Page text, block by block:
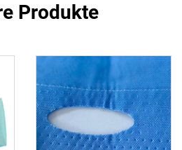
Produkte